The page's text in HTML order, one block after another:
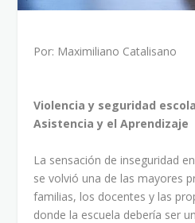
Por: Maximiliano Catalisano
Violencia y seguridad
Asistencia y el Aprendizaje
La sensación de inseguridad
se volvió una de las mayores
familias, los docentes y las
donde la escuela debería ser